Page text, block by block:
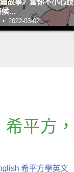
候…
2022-03-02
希平方 ，
希平方學英文